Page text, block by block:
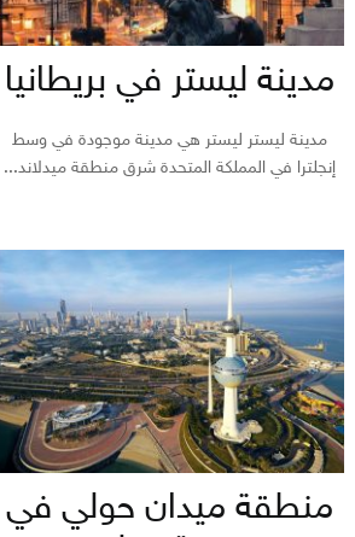
مدينة ليستر في بريطانيا
مدينة ليستر ليستر هي مدينة موجودة في وسط
إنجلترا في المملكة المتحدة شرق منطقة ميدلاند...
منطقة ميدان حولي في